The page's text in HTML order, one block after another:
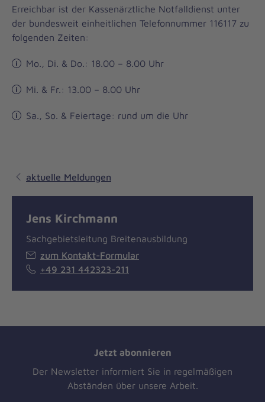
Erreichbar ist der Kassenärztliche Notfalldienst unter
der bundesweit einheitlichen Telefonnummer 116117 zu
folgenden Zeiten:
Mo., Di. & Do.: 18.00 – 8.00 Uhr
Mi. & Fr.: 13.00 – 8.00 Uhr
Sa., So. & Feiertage: rund um die Uhr
aktuelle Meldungen
Jens Kirchmann
Sachgebietsleitung Breitenausbildung
zum Kontakt-Formular
+49 231 442323-211
Jetzt abonnieren
Der Newsletter informiert Sie in regelmäßigen
Abständen über unsere Arbeit.